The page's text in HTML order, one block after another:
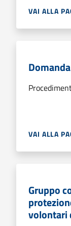
VAI ALLA
VAI ALLA
Gruppo
volontari